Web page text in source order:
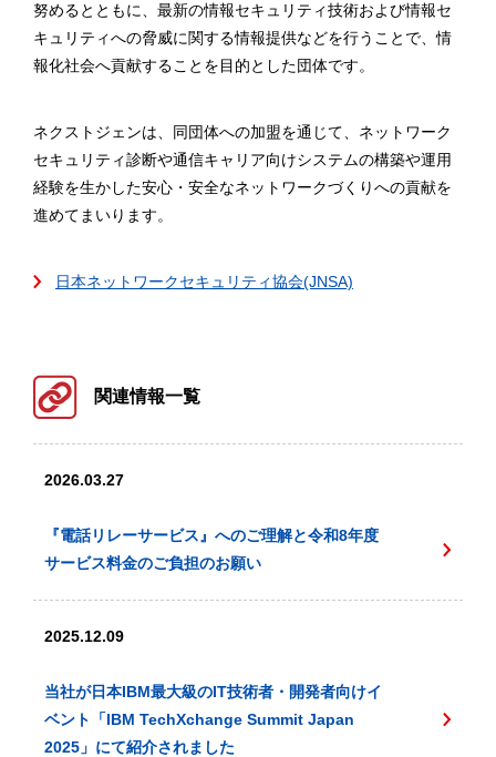
努めるとともに、最新の情報セキュリティ技術および情報セ
キュリティへの脅威に関する情報提供などを行うことで、情
報化社会へ貢献することを目的とした団体です。
ネクストジェンは、同団体への加盟を通じて、ネットワーク
セキュリティ診断や通信キャリア向けシステムの構築や運用
経験を生かした安心・安全なネットワークづくりへの貢献を
進めてまいります。
日本ネットワークセキュリティ協会(JNSA)
関連情報一覧
2026.03.27
『電話リレーサービス』へのご理解と令和8年度
サービス料金のご負担のお願い
2025.12.09
当社が日本IBM最大級のIT技術者・開発者向けイ
ベント「IBM TechXchange Summit Japan
2025」にて紹介されました